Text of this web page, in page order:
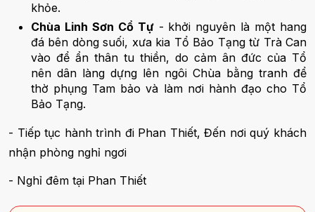
khỏe.
Chùa Linh Sơn Cổ Tự- khởi nguyên là một hang
đá bên dòng suối, xưa kia Tổ Bảo Tạng từ Trà Can
vào để ẩn thân tu thiền, do cảm ân đức của Tổ
nên dân làng dựng lên ngôi Chùa bằng tranh để
thờ phụng Tam bảo và làm nơi hành đạo cho Tổ
Bảo Tạng.
- Tiếp tục hành trình đi Phan Thiết, Đến nơi quý khách
nhận phòng nghỉ ngơi
- Nghỉ đêm tại Phan Thiết